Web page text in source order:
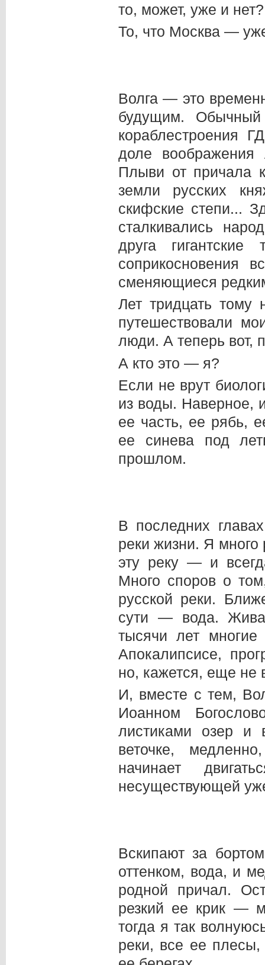
то, может, уже и нет?
То, что Москва —
Волга — это
будущим. Обычный
кораблестроения
доле
Плыви от причала
земли русских
скифские степи...
сталкивались
друга
соприкосновения
сменяющиеся
Лет тридцать тому
путешествовали
люди. А теперь вот,
А кто это — я?
Если не врут
из воды. Наверное,
ее часть, ее рябь,
ее синева под
прошлом.
В последних
реки жизни. Я много
эту реку — и
Много споров о
русской реки.
сути — вода.
тысячи лет
Апокалипсисе,
но, кажется, еще не
И, вместе с тем,
Иоанном
листиками озер и
веточке,
начинает
несуществующей
Вскипают за
оттенком, вода, и
родной причал.
резкий ее крик —
тогда я так
реки, все ее плесы,